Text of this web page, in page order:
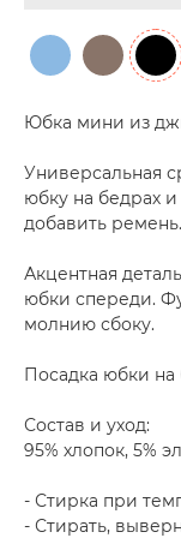
Юбка мини из
Универсальная
юбку на бедрах
добавить ремень.
Акцентная
юбки спереди.
молнию сбоку.
Посадка юбки на
Состав и уход:
95% хлопок, 5%
- Стирка при
- Стирать,